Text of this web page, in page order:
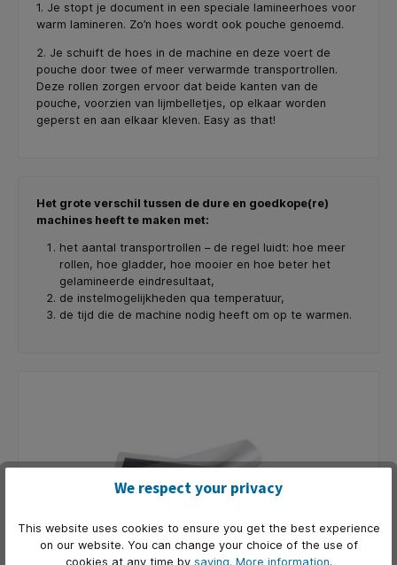
1. Je stopt je document in een speciale lamineerhoes voor
warm lamineren. Zo’n hoes wordt ook pouche genoemd.
2. Je schuift de hoes in de machine en deze voert de
pouche door twee of meer verwarmde transportrollen.
Deze rollen zorgen ervoor dat beide kanten van de
pouche, voorzien van lijmbelletjes, op elkaar worden
geperst en aan elkaar kleven. Easy as that!
Het grote verschil tussen de dure en goedkope(re)
machines heeft te maken met:
het aantal transportrollen – de regel luidt: hoe meer
rollen, hoe gladder, hoe mooier en hoe beter het
gelamineerde eindresultaat,
de instelmogelijkheden qua temperatuur,
de tijd die de machine nodig heeft om op te warmen.
We respect your privacy
This website uses cookies to ensure you get the best experience
on our website. You can change your choice of the use of
cookies at any time by saving. More information.